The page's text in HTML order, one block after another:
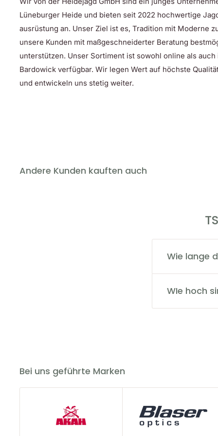
Lüneburger Heide und bieten seit 2022 hochwertige
ausrüstung an. Unser Ziel ist es, Tradition mit Moderne
unsere Kunden mit maßgeschneiderter Beratung
unterstützen. Unser Sortiment ist sowohl online als
Bardowick verfügbar. Wir legen Wert auf höchste
und entwickeln uns stetig weiter.
Andere Kunden kauften auch
Wie lange
Der Versand
über die
WIe hoch
Die
Bei uns geführte Marken